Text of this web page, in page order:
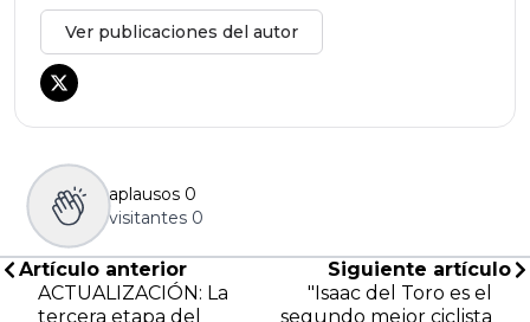
Ver publicaciones del autor
aplausos 0
visitantes 0
Artículo anterior
ACTUALIZACIÓN: La
tercera etapa del
Siguiente artículo
"Isaac del Toro es el
segundo mejor ciclista